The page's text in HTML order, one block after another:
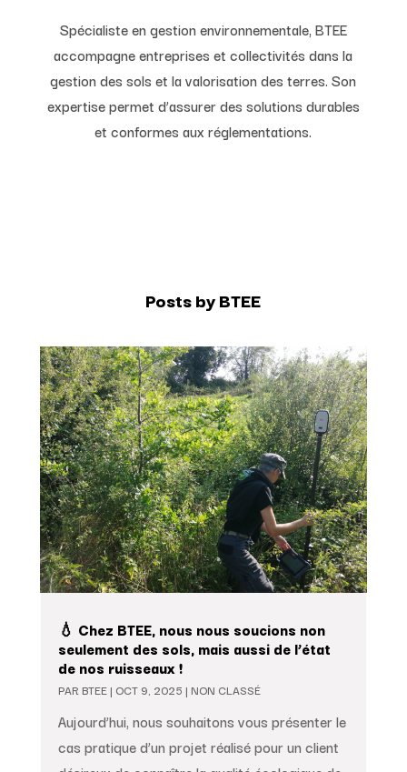
Spécialiste en gestion environnementale, BTEE
accompagne entreprises et collectivités dans la
gestion des sols et la valorisation des terres. Son
expertise permet d’assurer des solutions durables
et conformes aux réglementations.
Posts by BTEE
💧 Chez BTEE, nous nous soucions non
seulement des sols, mais aussi de l’état
de nos ruisseaux !
PAR BTEE| OCT 9, 2025 | NON CLASSÉ
Aujourd’hui, nous souhaitons vous présenter le
cas pratique d’un projet réalisé pour un client